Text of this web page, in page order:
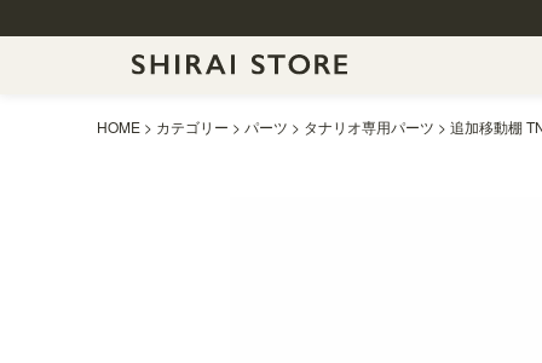
HOME カテゴリー パーツ タナリオ専用パーツ 追加移動棚